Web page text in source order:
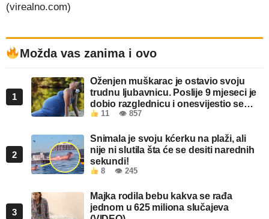
(virealno.com)
Možda vas zanima i ovo
1
Oženjen muškarac je ostavio svoju
trudnu ljubavnicu. Poslije 9 mjeseci je
dobio razglednicu i onesvijestio se
kada je pročitao šta piše!
11 👁 857
2
Snimala je svoju kćerku na plaži, ali
nije ni slutila šta će se desiti narednih
sekundi!
8 👁 245
3
Majka rodila bebu kakva se rađa
jednom u 625 miliona slučajeva